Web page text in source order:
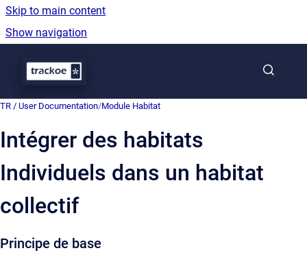
Skip to main content
Show navigation
TR / User Documentation/Module Habitat
Intégrer des habitats
Individuels dans un habitat
collectif
Principe de base